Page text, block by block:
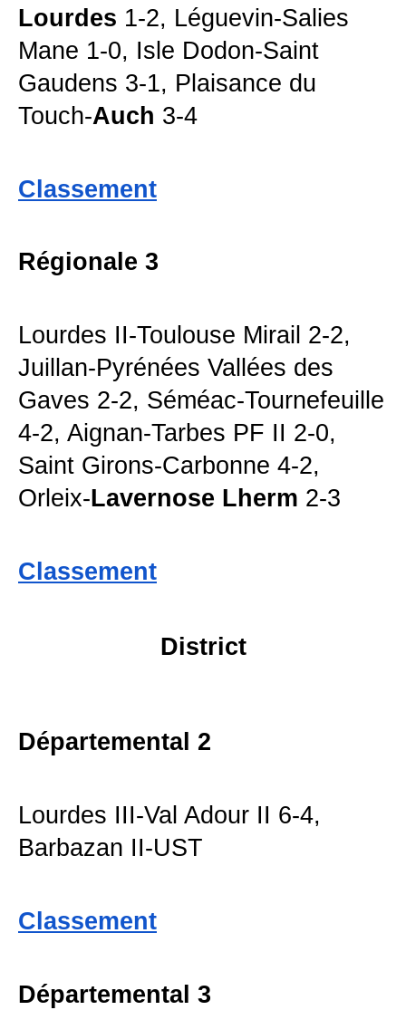
Lourdes 1-2, Léguevin-Salies
Mane 1-0, Isle Dodon-Saint
Gaudens 3-1, Plaisance du
Touch-Auch 3-4
Classement
Régionale 3
Lourdes II-Toulouse Mirail 2-2,
Juillan-Pyrénées Vallées des
Gaves 2-2, Séméac-Tournefeuille
4-2, Aignan-Tarbes PF II 2-0,
Saint Girons-Carbonne 4-2,
Orleix-Lavernose Lherm 2-3
Classement
District
Départemental 2
Lourdes III-Val Adour II 6-4,
Barbazan II-UST
Classement
Départemental 3